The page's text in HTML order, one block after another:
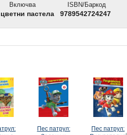
Включва
пастела
ISBN/Баркод
9789542724247
Пес патрул:
Пес патрул: